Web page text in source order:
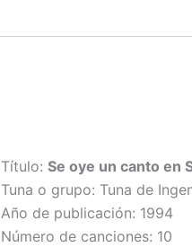
Título: Se oye un canto en
Tuna o grupo: Tuna de
Año de publicación: 1994
Número de canciones: 10